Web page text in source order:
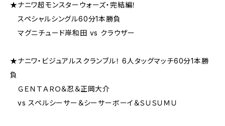
★ナニワ超モンスターウォーズ・完結編！
スペシャルシングル60分1本勝負
マグニチュード岸和田 vs クラウザー
★ナニワ・ビジュアルスクランブル！ 6人タッグマッチ60分1本勝
負
ＧＥＮＴＡＲＯ＆忍＆正岡大介
vs スペルシーサー＆シーサーボーイ＆ＳＵＳＵＭＵ